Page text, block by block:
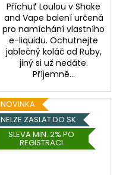
Příchuť Loulou v Shake
and Vape balení určená
pro namíchání vlastního
e-liquidu. Ochutnejte
jablečný koláč od Ruby,
jiný si už nedáte.
Příjemně...
NOVINKA
NELZE ZASLAT DO SK
SLEVA MIN. 2% PO
REGISTRACI